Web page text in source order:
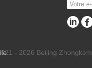
- 2026 Beijing